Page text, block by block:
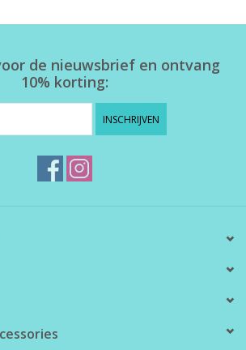
de nieuwsbrief en ontvang
10% korting:
INSCHRIJVEN